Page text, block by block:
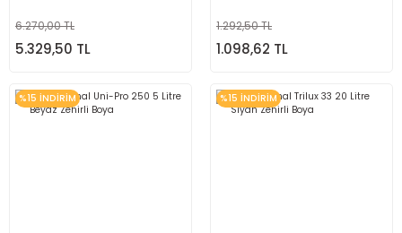
6.270,00 TL
5.329,50 TL
1.292,50 TL
1.098,62 TL
%15 İNDİRİM %15 İNDİRİM